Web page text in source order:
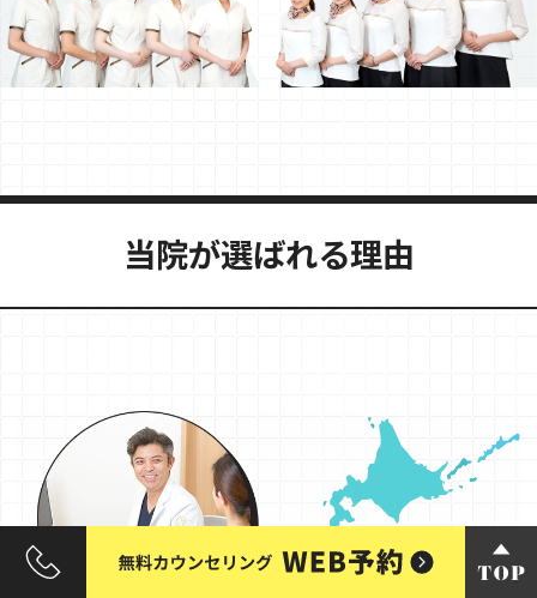
当院が選ばれる理由